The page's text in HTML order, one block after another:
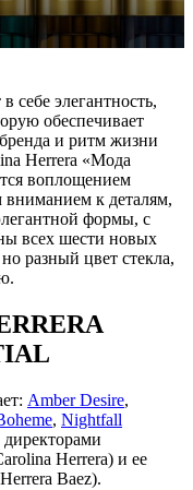
себе элегантность,
обеспечивает
и ритм жизни
Herrera «Мода
воплощением
к деталям,
формы, с
всех шести новых
разный цвет стекла,
Amber Desire,
, Nightfall
Herrera) и ее
Baez).